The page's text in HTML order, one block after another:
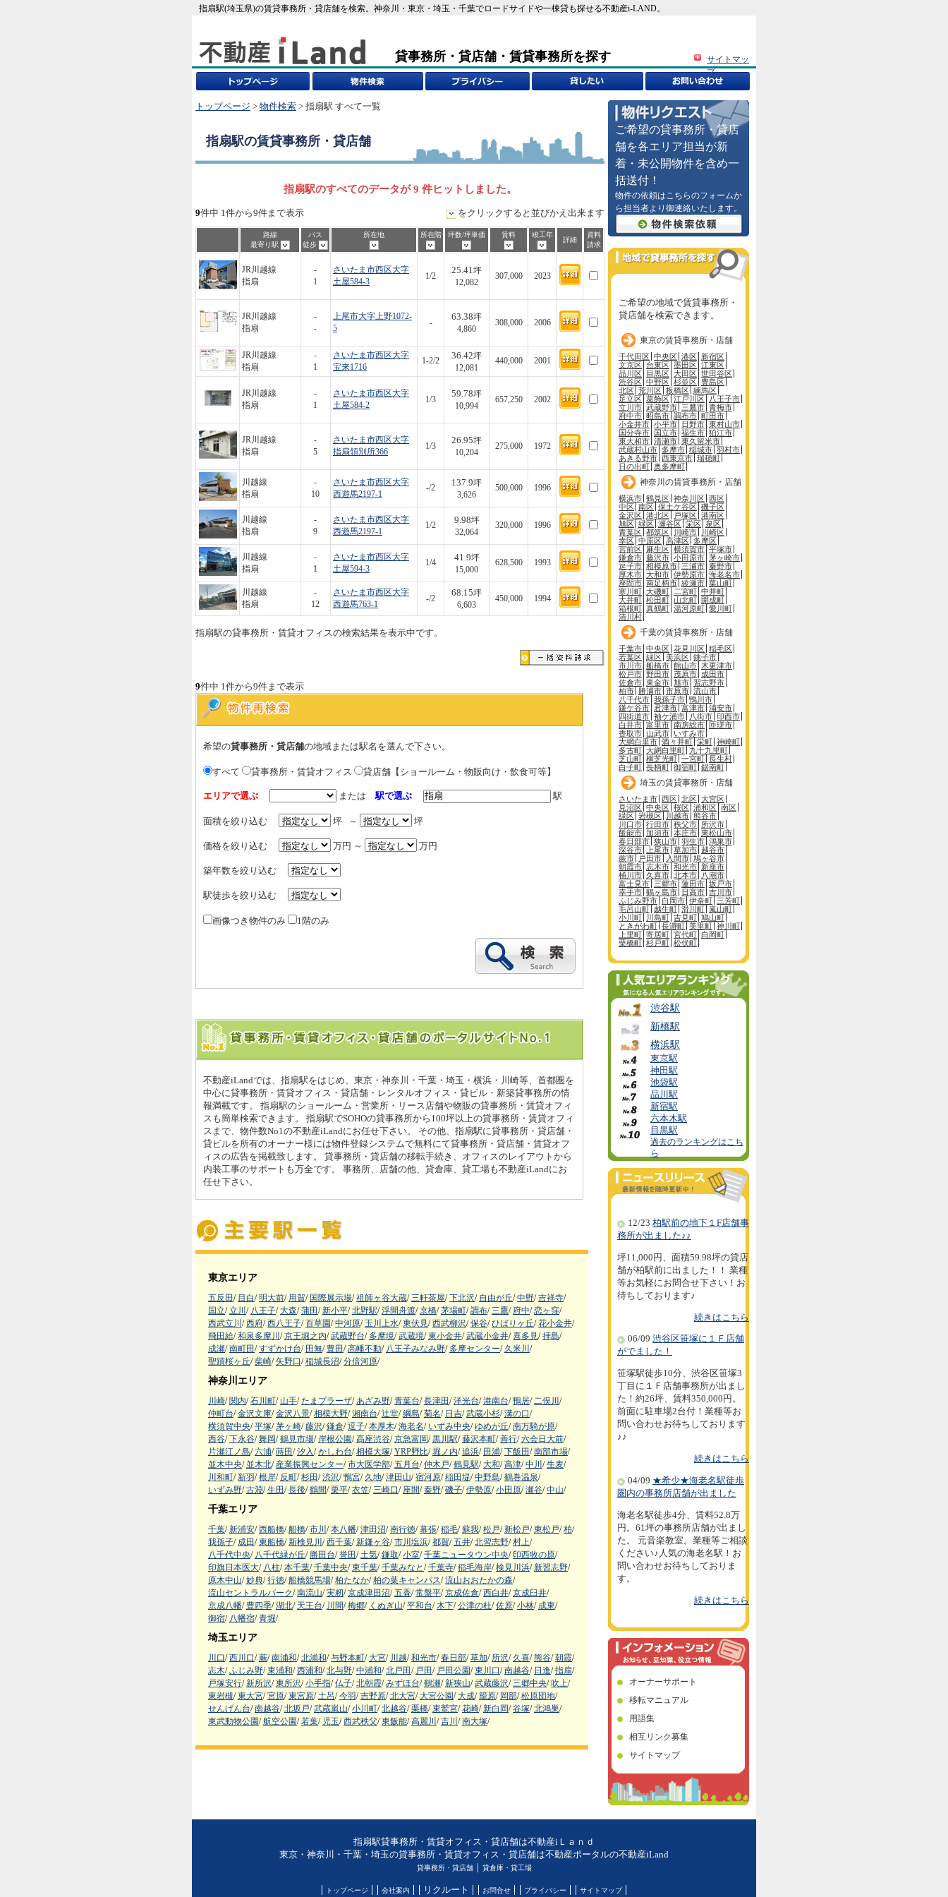
指扇駅(埼玉県)の賃貸事務所・貸店舗を検索。神奈川・東京・埼玉・千葉でロードサイドや一棟貸も探せる不動産i-LAND。
貸事務所・貸店舗・賃貸事務所を探す
サイトマッ
プ
トップページ > 物件検索 > 指扇駅 すべて一覧
指扇駅の賃貸事務所・貸店舗
指扇駅のすべてのデータが 9 件ヒットしました。
9件中 1件から9件まで表示 をクリックすると並びかえ出来ます
路線
最寄り駅
バス
徒歩
所在地 所在階 坪数/坪単価 賃料 竣工年
詳細
資料
請求
JR川越線
指扇
-
1
さいたま市西区大字
土屋584-3
1/2
25.41坪
12,082
307,000 2023
JR川越線
指扇
-
-
上尾市大字上野1072-
5
-
63.38坪
4,860
308,000 2006
JR川越線
指扇
-
1
さいたま市西区大字
宝来1716
1-2/2
36.42坪
12,081
440,000 2001
JR川越線
指扇
-
1
さいたま市西区大字
土屋584-2
1/3
59.78坪
10,994
657,250 2002
JR川越線
指扇
-
5
さいたま市西区大字
指扇領別所366
1/3
26.95坪
10,204
275,000 1972
川越線
指扇
-
10
さいたま市西区大字
西遊馬2197-1
-/2
137.9坪
3,626
500,000 1996
川越線
指扇
-
9
さいたま市西区大字
西遊馬2197-1
1/2
9.98坪
32,064
320,000 1996
川越線
指扇
-
1
さいたま市西区大字
土屋594-3
1/4
41.9坪
15,000
628,500 1993
川越線
指扇
-
12
さいたま市西区大字
西遊馬763-1
-/2
68.15坪
6,603
450,000 1994
指扇駅の貸事務所・賃貸オフィスの検索結果を表示中です。
9件中 1件から9件まで表示
希望の貸事務所・貸店舗の地域または駅名を選んで下さい。
すべて 貸事務所・賃貸オフィス 貸店舗【ショールーム・物販向け・飲食可等】
エリアで選ぶ または駅で選ぶ 駅
面積を絞り込む 坪 ～ 坪
価格を絞り込む 万円 ～ 万円
築年数を絞り込む
駅徒歩を絞り込む
画像つき物件のみ 1階のみ
不動産iLandでは、指扇駅をはじめ、東京・神奈川・千葉・埼玉・横浜・川崎等、首都圏を
中心に貸事務所・賃貸オフィス・貸店舗・レンタルオフィス・貸ビル・新築貸事務所の情
報満載です。 指扇駅のショールーム・営業所・リース店舗や物販の貸事務所・賃貸オフィ
スも簡単検索できます。 指扇駅でSOHOの貸事務所から100坪以上の貸事務所・賃貸オフィ
スまで、物件数No1の不動産iLandにお任せ下さい。 その他、指扇駅に貸事務所・貸店舗・
貸ビルを所有のオーナー様には物件登録システムで無料にて貸事務所・貸店舗・賃貸オフ
ィスの広告を掲載致します。 貸事務所・貸店舗の移転手続き、オフィスのレイアウトから
内装工事のサポートも万全です。 事務所、店舗の他、貸倉庫、貸工場も不動産iLandにお
任せ下さい。
東京エリア
五反田/ 目白/ 明大前/ 用賀/ 国際展示場/ 祖師ヶ谷大蔵/ 三軒茶屋/ 下北沢/ 自由が丘/ 中野/ 吉祥寺/
国立/ 立川 / 八王子/ 大森/ 蒲田/ 新小平/ 北野駅/ 浮間舟渡/ 京橋/ 茅場町/ 調布/ 三鷹/ 府中/ 恋ヶ窪/
西武立川 / 西府/ 西八王子/ 百草園/ 中河原/ 玉川上水/ 東伏見/ 西武柳沢/ 保谷/ ひばりヶ丘/ 花小金井/
飛田給/ 和泉多摩川 / 京王堀之内/ 武蔵野台/ 多摩境/ 武蔵境/ 東小金井/ 武蔵小金井/ 喜多見/ 拝島/
成瀬/ 南町田/ すずかけ台/ 田無/ 豊田/ 高幡不動/ 八王子みなみ野/ 多摩センター/ 久米川 /
聖蹟桜ヶ丘/ 柴崎/ 矢野口/ 稲城長沼/ 分倍河原/
神奈川エリア
川崎/ 関内/ 石川町/ 山手/ たまプラーザ/ あざみ野/ 青葉台/ 長津田/ 洋光台/ 港南台/ 鴨居/ 二俣川 /
仲町台/ 金沢文庫/ 金沢八景/ 相模大野/ 湘南台/ 辻堂/ 綱島/ 菊名/ 日吉/ 武蔵小杉/ 溝の口/
横須賀中央/ 平塚/ 茅ヶ崎/ 藤沢/ 鎌倉/ 逗子/ 本厚木/ 海老名/ いずみ中央/ ゆめが丘/ 南万騎が原/
西谷/ 下永谷/ 舞岡/ 鶴見市場/ 岸根公園/ 高座渋谷/ 京急富岡/ 黒川駅/ 藤沢本町/ 善行/ 六会日大前/
片瀬江ノ島/ 六浦/ 蒔田/ 汐入/ かしわ台/ 相模大塚/ YRP野比/ 堀ノ内/ 追浜/ 田浦/ 下飯田/ 南部市場/
並木中央/ 並木北/ 産業振興センター/ 市大医学部/ 五月台/ 仲木戸/ 鶴見駅/ 大和/ 高津/ 中川 / 生麦/
川和町/ 新羽/ 根岸/ 反町/ 杉田/ 渋沢/ 鴨宮/ 久地/ 津田山/ 宿河原/ 稲田堤/ 中野島/ 鶴巻温泉/
いずみ野/ 古淵/ 生田/ 長後/ 鶴間/ 栗平/ 衣笠/ 三崎口/ 座間/ 秦野/ 磯子/ 伊勢原/ 小田原/ 瀬谷/ 中山/
千葉エリア
千葉/ 新浦安/ 西船橋/ 船橋/ 市川 / 本八幡/ 津田沼/ 南行徳/ 幕張/ 稲毛/ 蘇我/ 松戸/ 新松戸/ 東松戸/ 柏/
我孫子/ 成田/ 東船橋/ 新検見川 / 西千葉/ 新鎌ヶ谷/ 市川塩浜/ 都賀/ 五井/ 北習志野/ 村上/
八千代中央/ 八千代緑が丘/ 勝田台/ 誉田/ 土気/ 鎌取/ 小室/ 千葉ニュータウン中央/ 印西牧の原/
印旗日本医大/ 八柱/ 本千葉/ 千葉中央/ 東千葉/ 千葉みなと/ 千葉寺/ 稲毛海岸/ 検見川浜/ 新習志野/
原木中山/ 妙典/ 行徳/ 船橋競馬場/ 柏たなか/ 柏の葉キャンパス/ 流山おおたかの森/
流山セントラルパーク/ 南流山/ 実籾/ 京成津田沼/ 五香/ 常盤平/ 京成佐倉/ 西白井/ 京成臼井/
京成八幡/ 豊四季/ 湖北/ 天王台/ 川間/ 梅郷/ くぬぎ山/ 平和台/ 木下/ 公津の杜/ 佐原/ 小林/ 成東/
御宿/ 八幡宿/ 青堀/
埼玉エリア
川口/ 西川口/ 蕨/ 南浦和/ 北浦和/ 与野本町/ 大宮/ 川越/ 和光市/ 春日部/ 草加/ 所沢/ 久喜/ 熊谷/ 朝霞/
志木/ ふじみ野/ 東浦和/ 西浦和/ 北与野/ 中浦和/ 北戸田/ 戸田/ 戸田公園/ 東川口/ 南越谷/ 日進/ 指扇/
戸塚安行/ 新所沢/ 東所沢/ 小手指/ 仏子/ 北朝霞/ みずほ台/ 鶴瀬/ 新狭山/ 武蔵藤沢/ 三郷中央/ 吹上/
東岩槻/ 東大宮/ 宮原/ 東宮原/ 土呂/ 今羽/ 吉野原/ 北大宮/ 大宮公園/ 大成/ 籠原/ 岡部/ 松原団地/
せんげん台/ 南越谷/ 北坂戸/ 武蔵嵐山/ 小川町/ 北越谷/ 栗橋/ 東鷲宮/ 花崎/ 新白岡/ 谷塚/ 北鴻巣/
東武動物公園/ 航空公園/ 若葉/ 児玉/ 西武秩父/ 東飯能/ 高麗川 / 吉川 / 南大塚/
ご希望の貸事務所・貸店
舗を各エリア担当が新
着・未公開物件を含め一
括送付！
物件の依頼はこちらのフォームか
ら担当者より御連絡いたします。
ご希望の地域で賃貸事務所・
貸店舗を検索できます。
東京の賃貸事務所・店舗
千代田区 中央区 港区 新宿区
文京区 台東区 墨田区 江東区
品川区 目黒区 大田区 世田谷区
渋谷区 中野区 杉並区 豊島区
北区 荒川区 板橋区 練馬区
足立区 葛飾区 江戸川区
八王子市
立川市 武蔵野市 三鷹市 青梅市
府中市 昭島市 調布市 町田市
小金井市 小平市 日野市 東村山市
国分寺市
国立市 福生市 狛江市
東大和市 清瀬市 東久留米市
武蔵村山市 多摩市 稲城市 羽村市
あきる野市 西東京市 瑞穂町
日の出町 奥多摩町
神奈川の賃貸事務所・店舗
横浜市 鶴見区 神奈川区 西区
中区 南区 保土ケ谷区 磯子区
金沢区 港北区 戸塚区 港南区
旭区 緑区 瀬谷区 栄区 泉区
青葉区 都筑区 川崎市
川崎区
幸区 中原区 高津区 多摩区
宮前区 麻生区 横須賀市 平塚市
鎌倉市 藤沢市 小田原市 茅ヶ崎市
逗子市 相模原市 三浦市 秦野市
厚木市 大和市 伊勢原市 海老名市
座間市 南足柄市 綾瀬市 葉山町
寒川町 大磯町 二宮町 中井町
大井町 松田町 山北町 開成町
箱根町 真鶴町 湯河原町 愛川町
清川村
千葉の賃貸事務所・店舗
千葉市 中央区 花見川区 稲毛区
若葉区 緑区 美浜区 銚子市
市川市 船橋市 館山市 木更津市
松戸市 野田市 茂原市 成田市
佐倉市 東金市 旭市 習志野市
柏市 勝浦市 市原市 流山市
八千代市 我孫子市 鴨川市
鎌ケ谷市 君津市 富津市 浦安市
四街道市 袖ケ浦市 八街市 印西市
白井市 富里市 南房総市 匝瑳市
香取市 山武市 いすみ市
大網白里市 酒々井町 栄町 神崎町
多古町 大網白里町 九十九里町
芝山町 横芝光町 一宮町 長生村
白子町 長柄町 御宿町 鋸南町
埼玉の賃貸事務所・店舗
さいたま市 西区 北区 大宮区
見沼区 中央区 桜区 浦和区 南区
緑区 岩槻区 川越市 熊谷市
川口市 行田市 秩父市 所沢市
飯能市 加須市 本庄市 東松山市
春日部市 狭山市 羽生市 鴻巣市
深谷市
上尾市 草加市 越谷市
蕨市
戸田市 入間市 鳩ヶ谷市
朝霞市 志木市 和光市 新座市
桶川市 久喜市 北本市
八潮市
富士見市 三郷市 蓮田市 坂戸市
幸手市 鶴ヶ島市 日高市 吉川市
ふじみ野市 白岡市 伊奈町 三芳町
毛呂山町 越生町 滑川町 嵐山町
小川町
川島町 吉見町 鳩山町
ときがわ町 長瀞町 美里町 神川町
上里町 寄居町 宮代町 白岡町
栗橋町 杉戸町 松伏町
渋谷駅
新橋駅
横浜駅
東京駅
神田駅
池袋駅
品川駅
新宿駅
六本木駅
目黒駅
過去のランキングはこち
ら
12/23 柏駅前の地下１F店舗事
務所が出ました♪♪
坪11,000円、面積59.98坪の貸店
舗が柏駅前に出ました！！ 業種
等お気軽にお問合せ下さい！お
待ちしております♪
続きはこちら
06/09 渋谷区笹塚に１Ｆ店舗
がでました！
笹塚駅徒歩10分、渋谷区笹塚3
丁目に１Ｆ店舗事務所が出まし
た！約26坪、賃料350,000円。
前面に駐車場2台付！業種等お
問い合わせお待ちしております
♪♪
続きはこちら
04/09 ★希少★海老名駅徒歩
圏内の事務所店舗が出ました
海老名駅徒歩4分、賃料52.8万
円。61坪の事務所店舗が出まし
た。 元音楽教室。業種等ご相談
ください♪人気の海老名駅！お
問い合わせお待ちしておりま
す。
続きはこちら
オーナーサポート
移転マニュアル
用語集
相互リンク募集
サイトマップ
指扇駅貸事務所・賃貸オフィス・貸店舗は不動産iＬａｎｄ
東京・神奈川・千葉・埼玉の貸事務所・賃貸オフィス・貸店舗は不動産ポータルの不動産iLand
貸事務所・貸店舗｜ 貸倉庫・貸工場
トップページ 会社案内 リクルート お問合せ プライバシー サイトマップ